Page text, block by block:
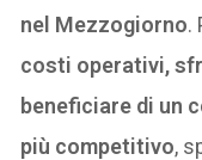
nel Mezzogiorno.
costi operativi,
beneficiare di un
più competitivo,